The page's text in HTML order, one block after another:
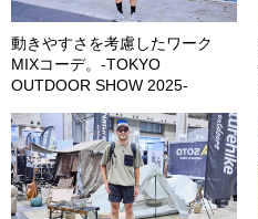
動きやすさを考慮したワーク
MIXコーデ。-TOKYO
OUTDOOR SHOW 2025-